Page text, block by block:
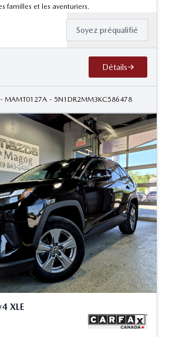
familles et les aventuriers.
Soyez préqualifié
Détails
- MAMT0127A - 5N1DR2MM3KC586478
XLE